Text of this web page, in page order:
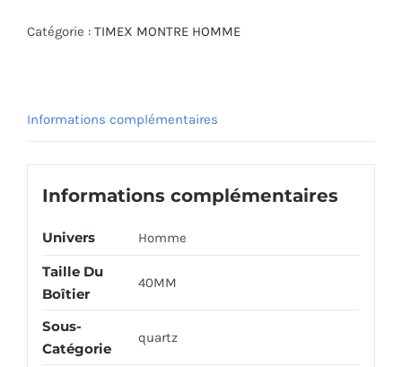
WATCH
Catégorie : TIMEX MONTRE HOMME
Informations complémentaires
Informations complémentaires
Univers Homme
Taille Du
Boîtier
40MM
Sous-
Catégorie
quartz